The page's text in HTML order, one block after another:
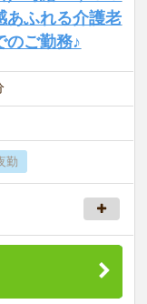
あふれる介護老
のご勤務♪
勤